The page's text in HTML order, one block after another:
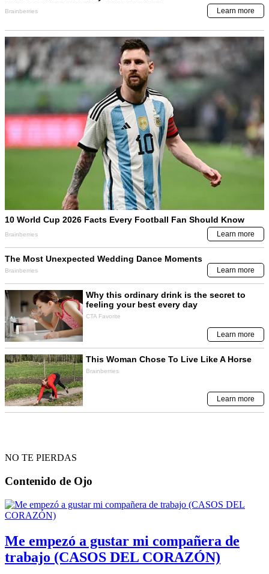
NO TE PIERDAS
Contenido de Ojo
Me empezó a gustar mi compañera de
trabajo (CASOS DEL CORAZÓN)